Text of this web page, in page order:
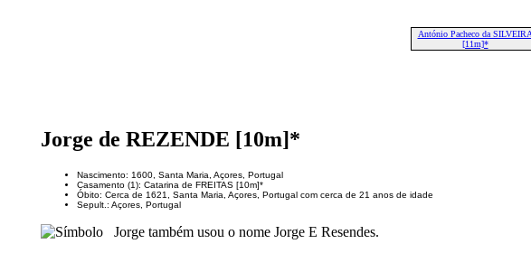
António Pacheco da SILVEIRA
[11m]*
Jorge de REZENDE [10m]*
Nascimento: 1600, Santa Maria, Açores, Portugal
Casamento (1): Catarina de FREITAS [10m]*
Óbito: Cerca de 1621, Santa Maria, Açores, Portugal com cerca de 21 anos de idade
Sepult.: Açores, Portugal
Jorge também usou o nome Jorge E Resendes.